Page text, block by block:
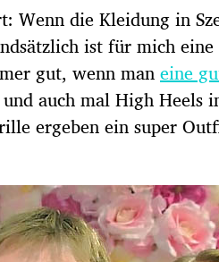
Wenn die Kleidung in
ist für mich
gut, wenn maneine
auch mal High Heels
ergeben ein super